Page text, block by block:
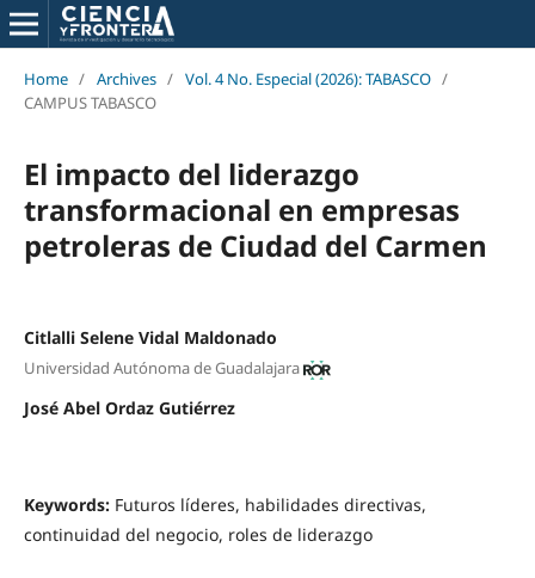
Home / Archives / Vol. 4 No. Especial (2026): TABASCO /
CAMPUS TABASCO
El impacto del liderazgo
transformacional en empresas
petroleras de Ciudad del Carmen
Citlalli Selene Vidal Maldonado
Universidad Autónoma de Guadalajara
José Abel Ordaz Gutiérrez
Keywords: Futuros líderes, habilidades directivas,
continuidad del negocio, roles de liderazgo